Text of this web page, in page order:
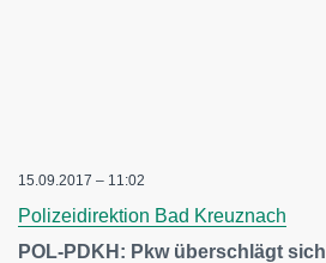
15.09.2017 – 11:02
Polizeidirektion Bad Kreuznach
POL-PDKH: Pkw überschlägt sich